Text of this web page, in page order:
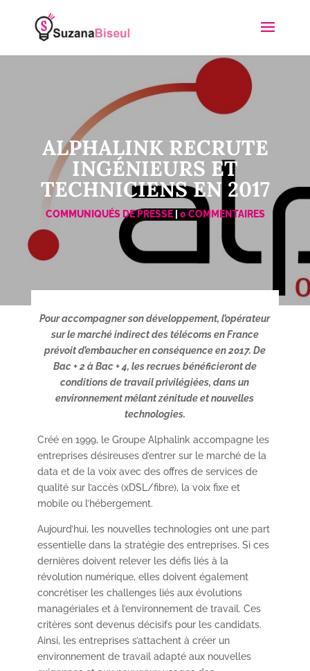
ALPHALINK RECRUTE
INGÉNIEURS ET
TECHNICIENS EN 2017
COMMUNIQUÉS DE PRESSE| 0 COMMENTAIRES
Pour accompagner son développement, l’opérateur
sur le marché indirect des télécoms en France
prévoit d’embaucher en conséquence en 2017. De
Bac + 2 à Bac + 4, les recrues bénéficieront de
conditions de travail privilégiées, dans un
environnement mêlant zénitude et nouvelles
technologies.
Créé en 1999, le Groupe Alphalink accompagne les
entreprises désireuses d’entrer sur le marché de la
data et de la voix avec des offres de services de
qualité sur l’accès (xDSL/fibre), la voix fixe et
mobile ou l’hébergement.
Aujourd’hui, les nouvelles technologies ont une part
essentielle dans la stratégie des entreprises. Si ces
dernières doivent relever les défis liés à la
révolution numérique, elles doivent également
concrétiser les challenges liés aux évolutions
managériales et à l’environnement de travail. Ces
critères sont devenus décisifs pour les candidats.
Ainsi, les entreprises s’attachent à créer un
environnement de travail adapté aux nouvelles